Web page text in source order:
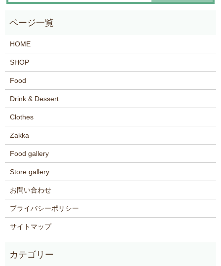
HOME
SHOP
Food
Drink & Dessert
Clothes
Zakka
Food gallery
Store gallery
お問い合わせ
プライバシーポリシー
サイトマップ